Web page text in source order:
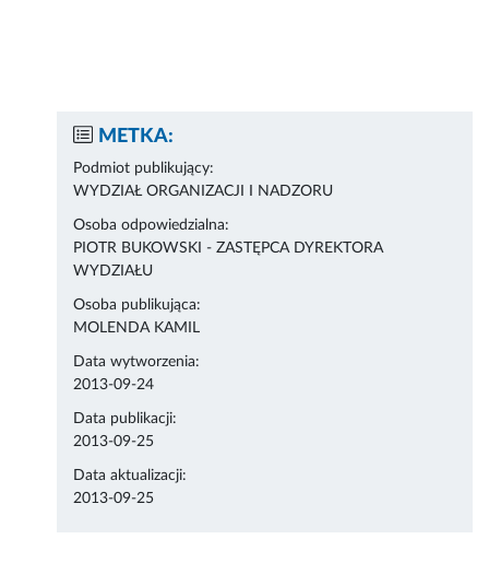
METKA:
Podmiot publikujący:
WYDZIAŁ ORGANIZACJI I NADZORU
Osoba odpowiedzialna:
PIOTR BUKOWSKI - ZASTĘPCA DYREKTORA
WYDZIAŁU
Osoba publikująca:
MOLENDA KAMIL
Data wytworzenia:
2013-09-24
Data publikacji:
2013-09-25
Data aktualizacji:
2013-09-25